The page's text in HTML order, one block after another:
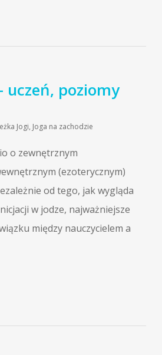
uczeń, poziomy
Jogi, Joga na zachodzie
o zewnętrznym
(ezoterycznym)
od tego, jak wygląda
w jodze, najważniejsze
między nauczycielem a